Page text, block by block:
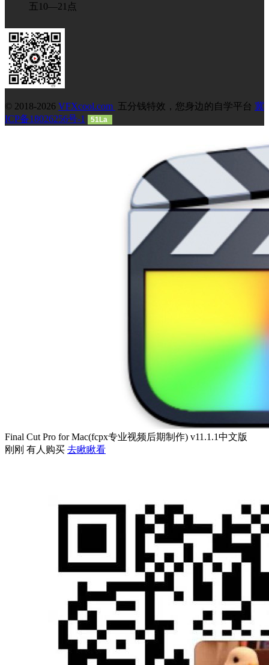
五10—21点
© 2018-2026 VFXcool.com 五分钱特效，您身边的自学平台 冀
ICP备18026256号-1
51La
Final Cut Pro for Mac(fcpx专业视频后期制作) v11.1.1中文版
刚刚 有人购买 去瞅瞅看